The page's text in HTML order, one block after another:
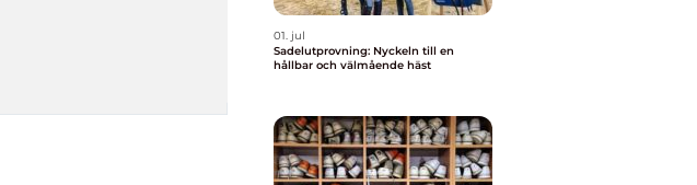
01. jul
Sadelutprovning: Nyckeln till en
hållbar och välmående häst